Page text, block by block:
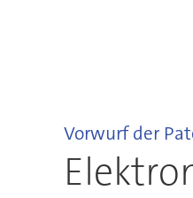
Vorwurf der